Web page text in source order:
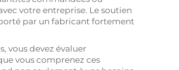
votre entreprise. Le soutien
par un fabricant fortement
vous devez évaluer
vous comprenez ces